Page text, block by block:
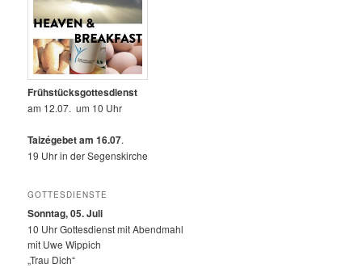
Frühstücksgottesdienst
am 12.07. um 10 Uhr
Taizégebet am 16.07.
19 Uhr in der Segenskirche
GOTTESDIENSTE
Sonntag, 05. Juli
10 Uhr Gottesdienst mit Abendmahl
mit Uwe Wippich
„Trau Dich“